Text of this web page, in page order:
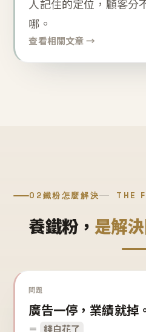
人記住的定位，顧客分
哪。
查看相關文章 →
02鐵粉怎麼解決 THE
養鐵粉， 是解
問題
廣告一停，業績就掉
＝ 錢白花了